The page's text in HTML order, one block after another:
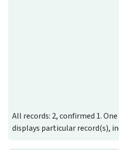
All records: 2, confirmed 1.
displays particular record(s),